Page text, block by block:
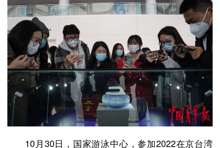
10月30日，国家游泳中心，参加2022在京台湾